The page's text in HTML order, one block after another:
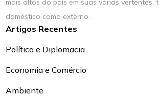
mais altos do país em suas várias vertentes,
doméstico como externo.
Artigos Recentes
Política e Diplomacia
Economia e Comércio
Ambiente